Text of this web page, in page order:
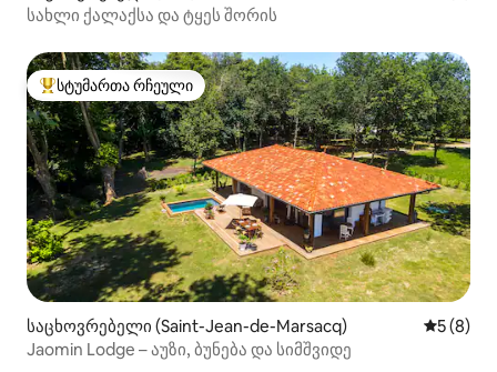
სახლი ქალაქსა და ტყეს შორის
სტუმართა რჩეული მოწინავე ვარიანტი
სტუმართა რჩეული
საცხოვრებელი (Saint-Jean-de-Marsacq) საშუალო
5 (8)
Jaomin Lodge – აუზი, ბუნება და სიმშვიდე